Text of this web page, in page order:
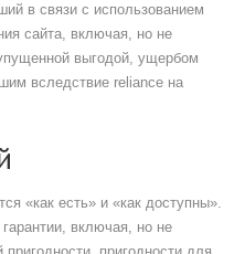
в связи с использованием
сайта, включая, но не
выгодой, ущербом
вследствие reliance на
«как есть» и «как доступны».
включая, но не